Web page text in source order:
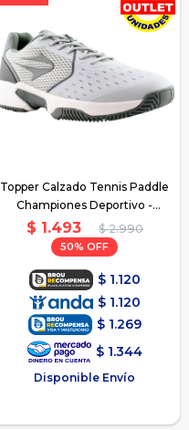
Topper Calzado Tennis Paddle
Championes Deportivo -
Gris/Blanco
$ 1.493 $ 2.990
50
$ 1.120
$ 1.120
$ 1.269
$ 1.344
Disponible Envío